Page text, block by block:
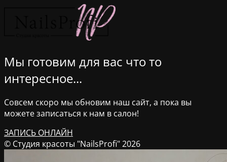
Мы готовим для вас что то
интересное...
Совсем скоро мы обновим наш сайт, а пока вы
можете записаться к нам в салон!
ЗАПИСЬ ОНЛАЙН
© Студия красоты "NailsProfi" 2026